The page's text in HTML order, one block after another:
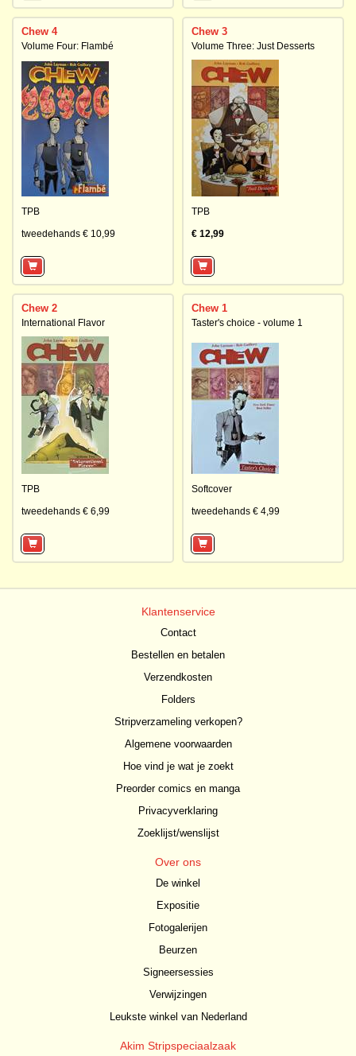
Chew 4
Volume Four: Flambé
TPB
tweedehands € 10,99
Chew 3
Volume Three: Just Desserts
TPB
€ 12,99
Chew 2
International Flavor
TPB
tweedehands € 6,99
Chew 1
Taster's choice - volume 1
Softcover
tweedehands € 4,99
Klantenservice
Contact
Bestellen en betalen
Verzendkosten
Folders
Stripverzameling verkopen?
Algemene voorwaarden
Hoe vind je wat je zoekt
Preorder comics en manga
Privacyverklaring
Zoeklijst/wenslijst
Over ons
De winkel
Expositie
Fotogalerijen
Beurzen
Signeersessies
Verwijzingen
Leukste winkel van Nederland
Akim Stripspeciaalzaak